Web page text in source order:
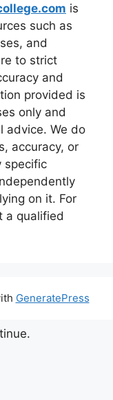
is
such as
and
to strict
and
provided is
only and
advice. We do
accuracy, or
specific
on it. For
a qualified
GeneratePress